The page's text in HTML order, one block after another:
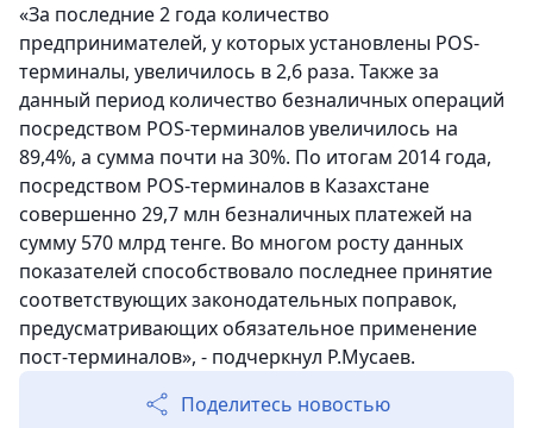
«За последние 2 года количество
предпринимателей, у которых установлены POS-
терминалы, увеличилось в 2,6 раза. Также за
данный период количество безналичных операций
посредством POS-терминалов увеличилось на
89,4%, а сумма почти на 30%. По итогам 2014 года,
посредством POS-терминалов в Казахстане
совершенно 29,7 млн безналичных платежей на
сумму 570 млрд тенге. Во многом росту данных
показателей способствовало последнее принятие
соответствующих законодательных поправок,
предусматривающих обязательное применение
пост-терминалов», - подчеркнул Р.Мусаев.
Поделитесь новостью